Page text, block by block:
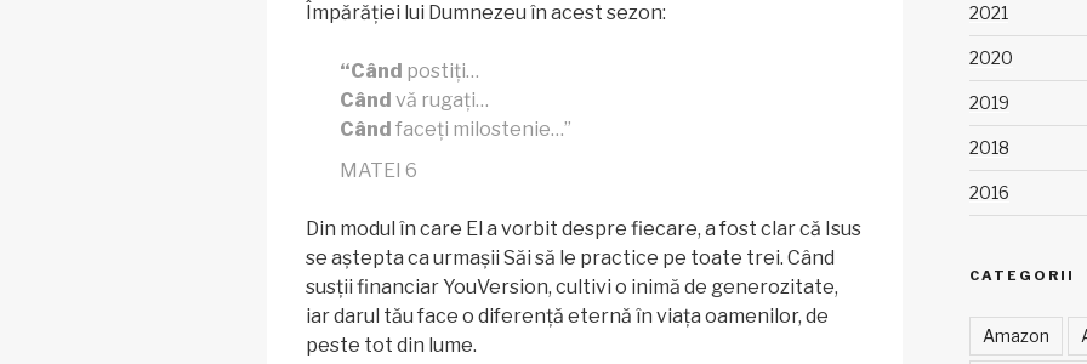
Împărăției lui Dumnezeu în acest sezon:
“Când postiți…
Când vă rugați…
Când faceți milostenie…”
MATEI 6
Din modul în care El a vorbit despre fiecare, a fost clar că Isus
se aștepta ca urmașii Săi să le practice pe toate trei. Când
susții financiar YouVersion, cultivi o inimă de generozitate,
iar darul tău face o diferență eternă în viața oamenilor, de
peste tot din lume.
2021
2020
2019
2018
2016
CATEGORII
Amazon